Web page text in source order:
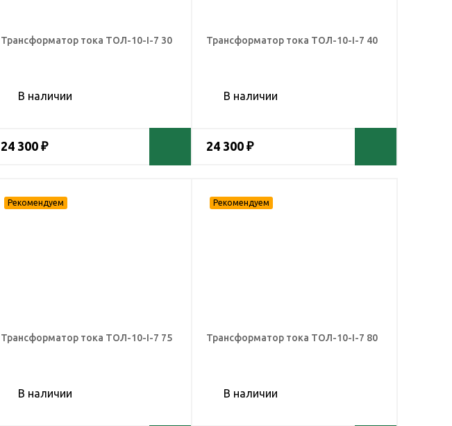
Трансформатор тока ТОЛ-10-I-7 30
В наличии
24 300 ₽
Трансформатор тока ТОЛ-10-I-7 40
В наличии
24 300 ₽
Трансформатор тока ТОЛ-10-I-7 75
В наличии
Трансформатор тока ТОЛ-10-I-7 80
В наличии